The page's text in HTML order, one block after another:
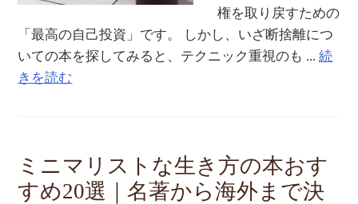
権を取り戻すための
「最高の自己投資」です。 しかし、いざ断捨離につ
いての本を探してみると、テクニック重視のも ...続
きを読む
ミニマリストな生き方の本おす
すめ20選｜名著から海外まで決